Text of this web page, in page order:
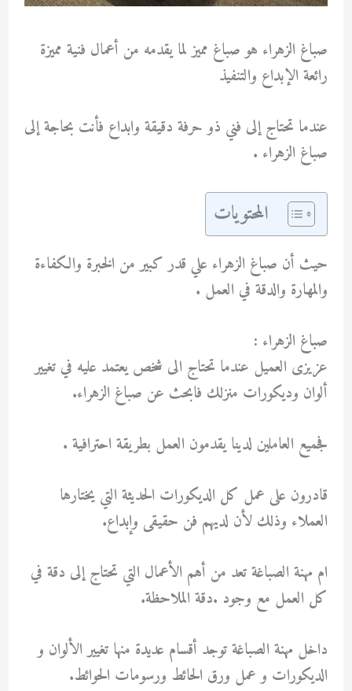
صباغ الزهراء هو صباغ مميز لما يقدمه من أعمال فنية مميزة
رائعة الإبداع والتنفيذ
عندما تحتاج إلى فني ذو حرفة دقيقة وابداع فأنت بحاجة إلى
صباغ الزهراء .
المحتويات
حيث أن صباغ الزهراء علي قدر كبير من الخبرة والكفاءة
والمهارة والدقة في العمل .
صباغ الزهراء :
عزيزى العميل عندما تحتاج الى شخص يعتمد عليه في تغيير
ألوان وديكورات منزلك فابحث عن صباغ الزهراء.
فجميع العاملين لدينا يقدمون العمل بطريقة احترافية .
قادرون على عمل كل الديكورات الحديثة التي يختارها
العملاء وذلك لأن لديهم فن حقيقى وإبداع.
ام مهنة الصباغة تعد من أهم الأعمال التي تحتاج إلى دقة في
كل العمل مع وجود .دقة الملاحظة.
داخل مهنة الصباغة توجد أقسام عديدة منها تغيير الألوان و
الديكورات و عمل ورق الحائط ورسومات الحوائط.